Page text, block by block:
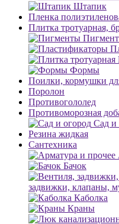
Штапик
Пленка
Плитка тротуарная,
Формы
Поилки, кормушки
Поролон
Противогололед
Противоморозная
Сад и
Резина жидкая
Сантехника
Бачок
задвижки, клапаны,
Каболка
Краны